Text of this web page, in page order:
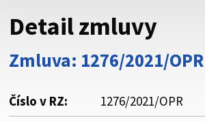
Buďte pozorní a vždy sa uistite, že
cez zabezpečenú webovú stránku.
vždy začína https:// pred názvom
Detail zmluvy
Zmluva: 1276/2021/OPR
Číslo v RZ:
1276/2021/OPR